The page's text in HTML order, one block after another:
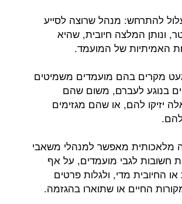
להתרחש: מנהל שרוצה לסייע
ונותן המלצה חיובית, שהיא
האמיתיות של המועמד.
מקרים בהם מועמדים משמיטים
בנוגע לעברם, משום שהם
יזיקו להם, או שהם מגזימים
מלאכותית מאפשר למנהלי משאבי
חשובות לגבי מועמדים, על אף
החיובית מדי, ולגלות פרטים
החיים או שתוארו בהגזמה.